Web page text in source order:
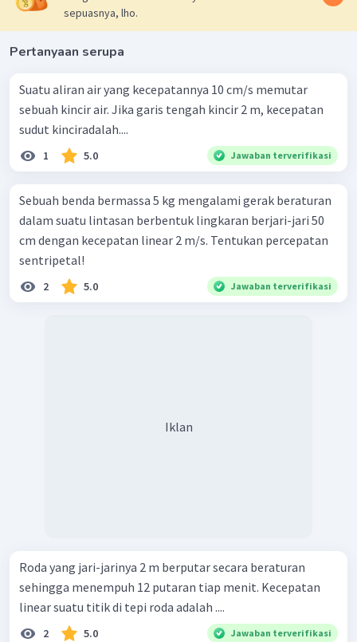
sepuasnya, lho.
Pertanyaan serupa
Suatu aliran air yang kecepatannya 10 cm/s memutar
sebuah kincir air. Jika garis tengah kincir 2 m, kecepatan
sudut kinciradalah....
1 5.0 Jawaban terverifikasi
Sebuah benda bermassa 5 kg mengalami gerak beraturan
dalam suatu lintasan berbentuk lingkaran berjari-jari 50
cm dengan kecepatan linear 2 m/s. Tentukan percepatan
sentripetal!
2 5.0 Jawaban terverifikasi
Iklan
Roda yang jari-jarinya 2 m berputar secara beraturan
sehingga menempuh 12 putaran tiap menit. Kecepatan
linear suatu titik di tepi roda adalah ....
2 5.0 Jawaban terverifikasi